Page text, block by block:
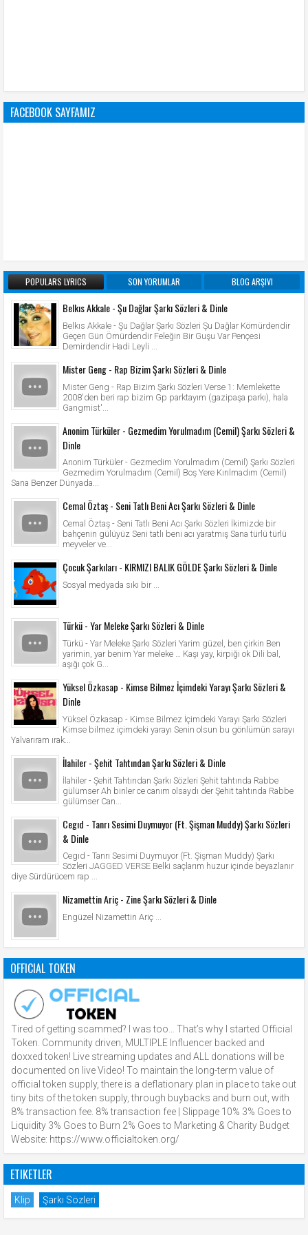
FACEBOOK SAYFAMIZ
POPULARS LYRICS SON YORUMLAR BLOG ARŞIVI
Belkıs Akkale - Şu Dağlar Şarkı Sözleri & Dinle
Belkıs Akkale - Şu Dağlar Şarkı Sözleri Şu Dağlar Kömürdendir
Geçen Gün Ömürdendir Feleğin Bir Guşu Var Pençesi
Demirdendir Hadi Leyli ...
Mister Geng - Rap Bizim Şarkı Sözleri & Dinle
Mister Geng - Rap Bizim Şarkı Sözleri Verse 1: Memlekette
2008'den beri rap bizim Gp parktayım (gazipaşa parkı), hala
Gangmist'...
Anonim Türküler - Gezmedim Yorulmadım (Cemil) Şarkı Sözleri &
Dinle
Anonim Türküler - Gezmedim Yorulmadım (Cemil) Şarkı Sözleri
Gezmedim Yorulmadım (Cemil) Boş Yere Kırılmadım (Cemil)
Sana Benzer Dünyada...
Cemal Öztaş - Seni Tatlı Beni Acı Şarkı Sözleri & Dinle
Cemal Öztaş - Seni Tatlı Beni Acı Şarkı Sözleri İkimizde bir
bahçenin gülüyüz Seni tatlı beni acı yaratmış Sana türlü türlü
meyveler ve...
Çocuk Şarkıları - KIRMIZI BALIK GÖLDE Şarkı Sözleri & Dinle
Sosyal medyada sıkı bir ...
Türkü - Yar Meleke Şarkı Sözleri & Dinle
Türkü - Yar Meleke Şarkı Sözleri Yarim güzel, ben çirkin Ben
yarimin, yar benim Yar meleke … Kaşı yay, kirpiği ok Dili bal,
aşığı çok G...
Yüksel Özkasap - Kimse Bilmez İçimdeki Yarayı Şarkı Sözleri &
Dinle
Yüksel Özkasap - Kimse Bilmez İçimdeki Yarayı Şarkı Sözleri
Kimse bilmez içimdeki yarayı Senin olsun bu gönlümün sarayı
Yalvarıram ırak...
İlahiler - Şehit Tahtından Şarkı Sözleri & Dinle
İlahiler - Şehit Tahtından Şarkı Sözleri Şehit tahtında Rabbe
gülümser Ah binler ce canım olsaydı der Şehit tahtında Rabbe
gülümser Can...
Cegıd - Tanrı Sesimi Duymuyor (Ft. Şişman Muddy) Şarkı Sözleri
& Dinle
Cegıd - Tanrı Sesimi Duymuyor (Ft. Şişman Muddy) Şarkı
Sözleri JAGGED VERSE Belki saçlarım huzur içinde beyazlanır
diye Sürdürücem rap ...
Nizamettin Ariç - Zine Şarkı Sözleri & Dinle
Engüzel Nizamettin Ariç ...
OFFICIAL TOKEN
Tired of getting scammed? I was too… That’s why I started Official
Token. Community driven, MULTIPLE Influencer backed and
doxxed token! Live streaming updates and ALL donations will be
documented on live Video! To maintain the long-term value of
official token supply, there is a deflationary plan in place to take out
tiny bits of the token supply, through buybacks and burn out, with
8% transaction fee. 8% transaction fee | Slippage 10% 3% Goes to
Liquidity 3% Goes to Burn 2% Goes to Marketing & Charity Budget
Website: https://www.officialtoken.org/
ETIKETLER
Klip Şarkı Sözleri